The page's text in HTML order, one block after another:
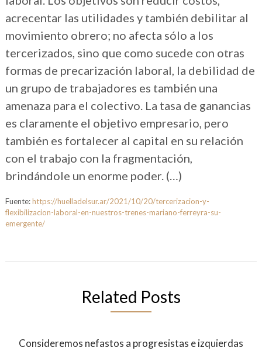
acrecentar las utilidades y también debilitar al
movimiento obrero; no afecta sólo a los
tercerizados, sino que como sucede con otras
formas de precarización laboral, la debilidad de
un grupo de trabajadores es también una
amenaza para el colectivo. La tasa de ganancias
es claramente el objetivo empresario, pero
también es fortalecer al capital en su relación
con el trabajo con la fragmentación,
brindándole un enorme poder. (…)
Fuente:https://huelladelsur.ar/2021/10/20/tercerizacion-y-
flexibilizacion-laboral-en-nuestros-trenes-mariano-ferreyra-su-
emergente/
Related Posts
Consideremos nefastos a progresistas e izquierdas